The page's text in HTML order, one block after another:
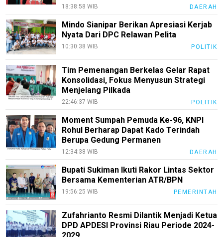
18:38:58 WIB DAERAH
Mindo Sianipar Berikan Apresiasi Kerjab
Nyata Dari DPC Relawan Pelita
10:30:38 WIB POLITIK
Tim Pemenangan Berkelas Gelar Rapat
Konsolidasi, Fokus Menyusun Strategi
Menjelang Pilkada
22:46:37 WIB POLITIK
Moment Sumpah Pemuda Ke-96, KNPI
Rohul Berharap Dapat Kado Terindah
Berupa Gedung Permanen
12:34:38 WIB DAERAH
Bupati Sukiman Ikuti Rakor Lintas Sektor
Bersama Kementerian ATR/BPN
19:56:25 WIB PEMERINTAH
Zufahrianto Resmi Dilantik Menjadi Ketua
DPD APDESI Provinsi Riau Periode 2024-
LabuhanBatu
Info
Rohul
Nusapos
Karir
pendidikan
Kode
Etik
Internal
Disclaimer
Tentang
Kami
Pedoman
Media